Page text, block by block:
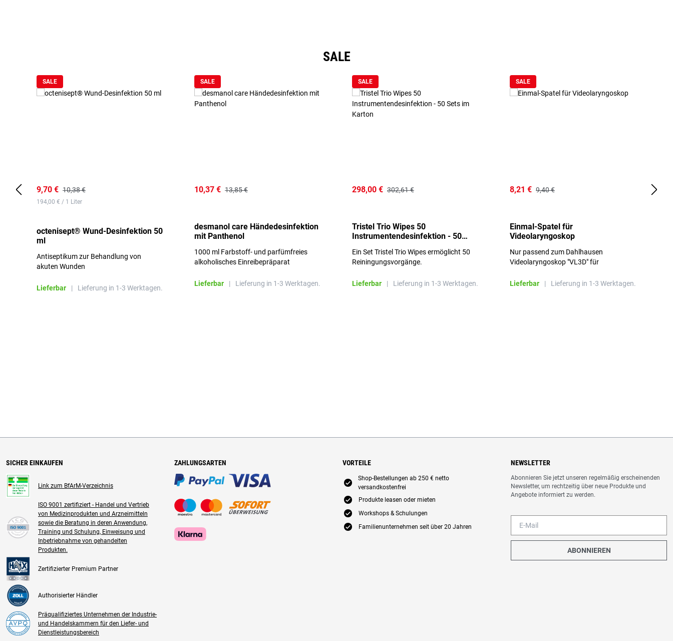
SALE
SALE
9,70 € 10,38 €
194,00 € / 1 Liter
octenisept® Wund-Desinfektion 50
ml
Antiseptikum zur Behandlung von
akuten Wunden
Lieferbar | Lieferung in 1-3 Werktagen.
SALE
10,37 € 13,85 €
desmanol care Händedesinfektion
mit Panthenol
1000 ml Farbstoff- und parfümfreies
alkoholisches Einreibepräparat
Lieferbar
| Lieferung in 1-3 Werktagen.
SALE
298,00 € 302,61 €
Tristel Trio Wipes 50
Instrumentendesinfektion - 50
Ein Set Tristel Trio Wipes ermöglicht 50
Reiningungsvorgänge.
Lieferbar | Lieferung in 1-3 Werktagen.
SALE
8,21 € 9,40 €
Einmal-Spatel für
Videolaryngoskop
Nur passend zum Dahlhausen
Videolaryngoskop "VL3D" für
Lieferbar
| Lieferung in 1-3 Werktagen.
SICHER EINKAUFEN
Link zum BfArM-Verzeichnis
ISO 9001 zertifiziert - Handel und Vertrieb
von Medizinprodukten und Arzneimitteln
sowie die Beratung in deren Anwendung,
Training und Schulung, Einweisung und
Inbetriebnahme von gehandelten
Produkten.
Zertifizierter Premium Partner
Authorisierter Händler
Präqualifiziertes Unternehmen der Industrie-
und Handelskammern für den Liefer- und
Dienstleistungsbereich
ZAHLUNGSARTEN VORTEILE
E
Shop-Bestellungen ab 250 € netto
versandkostenfrei
E Produkte leasen oder mieten
E Workshops & Schulungen
E Familienunternehmen seit über 20 Jahren
NEWSLETTER
Abonnieren Sie jetzt unseren regelmäßig erscheinenden
Newsletter, um rechtzeitig über neue Produkte und
Angebote informiert zu werden.
ABONNIEREN